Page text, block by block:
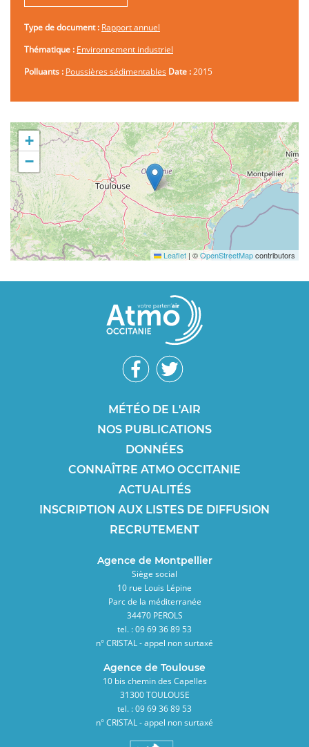
Type de document : Rapport annuel
Thématique : Environnement industriel
Polluants : Poussières sédimentables Date :2015
+
−
Leaflet | ©OpenStreetMapcontributors
Réseaux
sociaux
MÉTÉO DE L'AIR
NOS PUBLICATIONS
DONNÉES
CONNAÎTRE ATMO OCCITANIE
ACTUALITÉS
INSCRIPTION AUX LISTES DE DIFFUSION
RECRUTEMENT
Agence de Montpellier
Siège social
10 rue Louis Lépine
Parc de la méditerranée
34470 PEROLS
tel. : 09 69 36 89 53
n° CRISTAL - appel non surtaxé
Agence de Toulouse
10 bis chemin des Capelles
31300 TOULOUSE
tel. : 09 69 36 89 53
n° CRISTAL - appel non surtaxé